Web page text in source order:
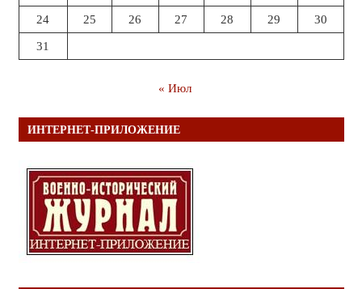
24 25 26 27 28 29 30
31
« Июл
ИНТЕРНЕТ-ПРИЛОЖЕНИЕ